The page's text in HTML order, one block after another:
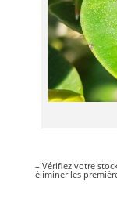
– Vérifiez votre
éliminer les